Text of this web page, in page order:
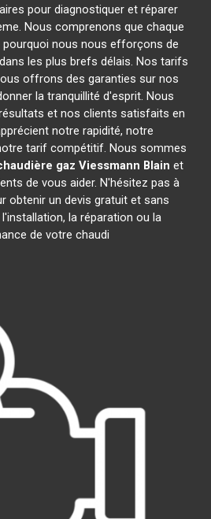
pour diagnostiquer et réparer
Nous comprenons que chaque
nous nous efforçons de
les plus brefs délais. Nos tarifs
offrons des garanties sur nos
la tranquillité d'esprit. Nous
et nos clients satisfaits en
notre rapidité, notre
tarif compétitif. Nous sommes
gaz Viessmann Blain et
de vous aider. N'hésitez pas à
obtenir un devis gratuit et sans
la réparation ou la
de votre chaudi